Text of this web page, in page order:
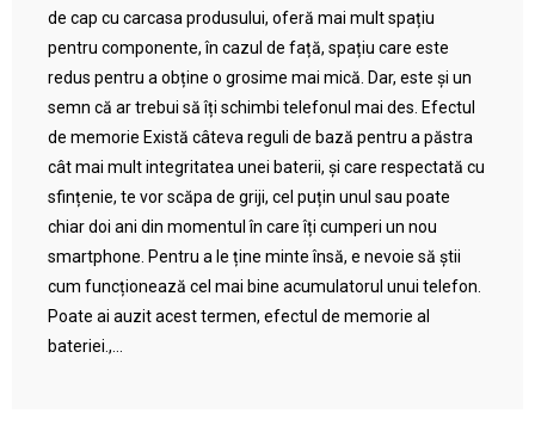
de cap cu carcasa produsului, oferă mai mult spațiu
pentru componente, în cazul de față, spațiu care este
redus pentru a obține o grosime mai mică. Dar, este și un
semn că ar trebui să îți schimbi telefonul mai des. Efectul
de memorie Există câteva reguli de bază pentru a păstra
cât mai mult integritatea unei baterii, și care respectată cu
sfințenie, te vor scăpa de griji, cel puțin unul sau poate
chiar doi ani din momentul în care îți cumperi un nou
smartphone. Pentru a le ține minte însă, e nevoie să știi
cum funcționează cel mai bine acumulatorul unui telefon.
Poate ai auzit acest termen, efectul de memorie al
bateriei.,...